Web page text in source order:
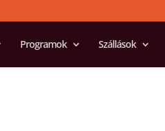
Programok Szállások